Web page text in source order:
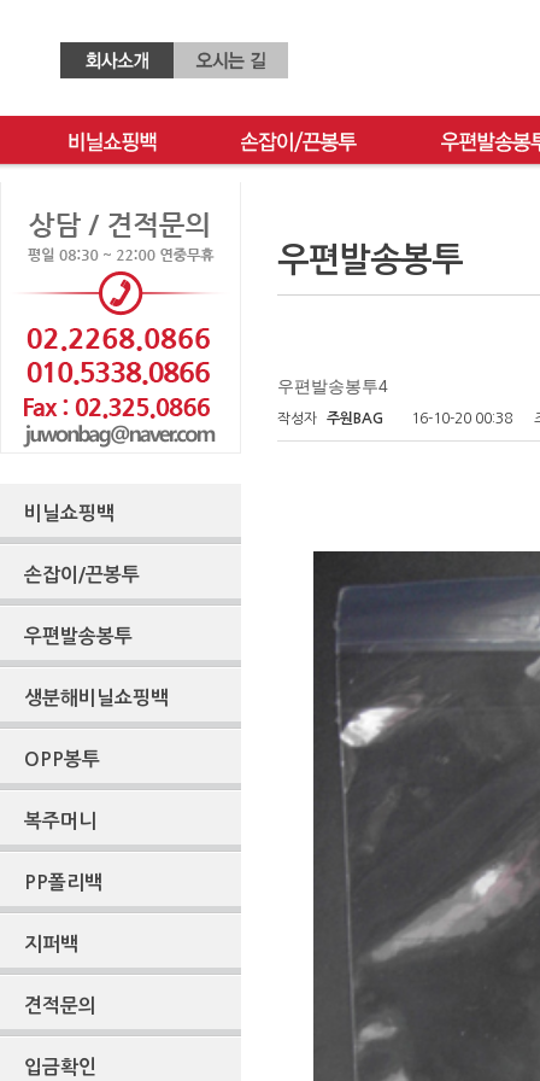
비닐쇼핑백
손잡이/끈봉투
우편발송봉투
생분해비닐쇼핑백
OPP봉투
복주머니
PP폴리백
지퍼백
견적문의
입금확인
우편발송봉투
우편발송봉투4
작성자 주원BAG 16-10-20 00:38